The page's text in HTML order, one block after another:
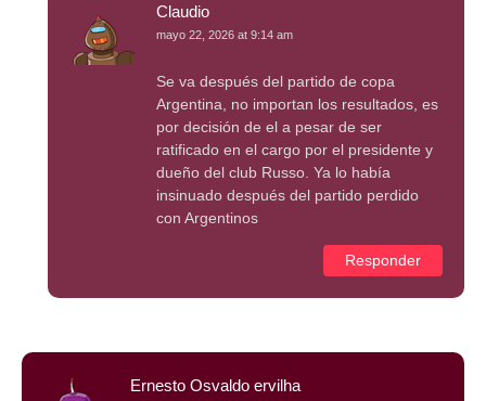
Claudio
mayo 22, 2026 at 9:14 am
Se va después del partido de copa
Argentina, no importan los resultados, es
por decisión de el a pesar de ser
ratificado en el cargo por el presidente y
dueño del club Russo. Ya lo había
insinuado después del partido perdido
con Argentinos
Responder
Ernesto Osvaldo ervilha